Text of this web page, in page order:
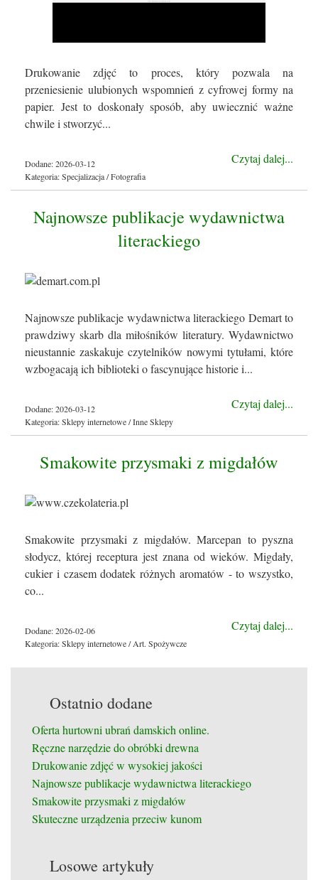
Drukowanie zdjęć to proces, który pozwala na
przeniesienie ulubionych wspomnień z cyfrowej formy na
papier. Jest to doskonały sposób, aby uwiecznić ważne
chwile i stworzyć...
Czytaj dalej...
Dodane: 2026-03-12
Kategoria: Specjalizacja / Fotografia
Najnowsze publikacje wydawnictwa
literackiego
Najnowsze publikacje wydawnictwa literackiego Demart to
prawdziwy skarb dla miłośników literatury. Wydawnictwo
nieustannie zaskakuje czytelników nowymi tytułami, które
wzbogacają ich biblioteki o fascynujące historie i...
Czytaj dalej...
Dodane: 2026-03-12
Kategoria: Sklepy internetowe / Inne Sklepy
Smakowite przysmaki z migdałów
Smakowite przysmaki z migdałów. Marcepan to pyszna
słodycz, której receptura jest znana od wieków. Migdały,
cukier i czasem dodatek różnych aromatów - to wszystko,
co...
Czytaj dalej...
Dodane: 2026-02-06
Kategoria: Sklepy internetowe / Art. Spożywcze
Ostatnio dodane
Oferta hurtowni ubrań damskich online.
Ręczne narzędzie do obróbki drewna
Drukowanie zdjęć w wysokiej jakości
Najnowsze publikacje wydawnictwa literackiego
Smakowite przysmaki z migdałów
Skuteczne urządzenia przeciw kunom
Losowe artykuły